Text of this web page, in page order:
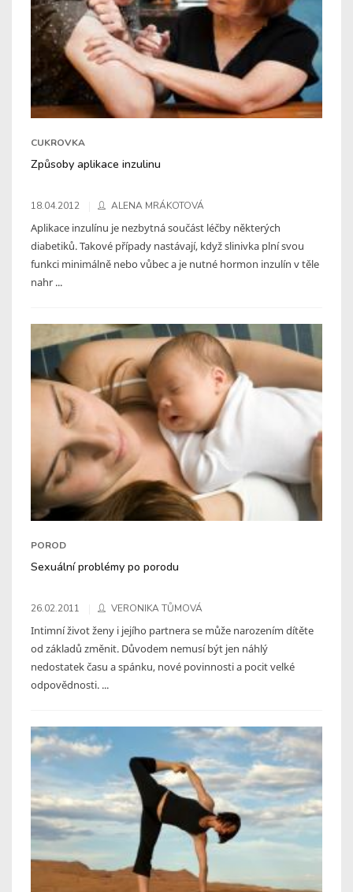
CUKROVKA
Způsoby aplikace inzulinu
18.04.2012 ALENA MRÁKOTOVÁ
Aplikace inzulínu je nezbytná součást léčby některých
diabetiků. Takové případy nastávají, když slinivka plní svou
funkci minimálně nebo vůbec a je nutné hormon inzulín v těle
nahr ...
POROD
Sexuální problémy po porodu
26.02.2011 VERONIKA TŮMOVÁ
Intimní život ženy i jejího partnera se může narozením dítěte
od základů změnit. Důvodem nemusí být jen náhlý
nedostatek času a spánku, nové povinnosti a pocit velké
odpovědnosti. ...